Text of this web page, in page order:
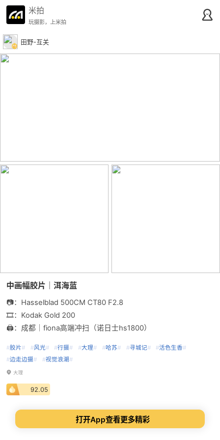
米拍
玩摄影，上米拍
田野-互关
中画幅胶片｜洱海蓝
📷：Hasselblad 500CM CT80 F2.8
🎞️：Kodak Gold 200
🖨️：成都｜fiona高端冲扫（诺日士hs1800）
#胶片# #风光# #行摄# #大理# #哈苏# #寻城记# #活色生香#
#边走边摄# #视觉浪潮#
大理
92.05
打开App查看更多精彩